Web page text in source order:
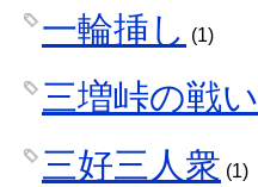
一輪挿し (1)
三増峠の戦い
三好三人衆 (1)